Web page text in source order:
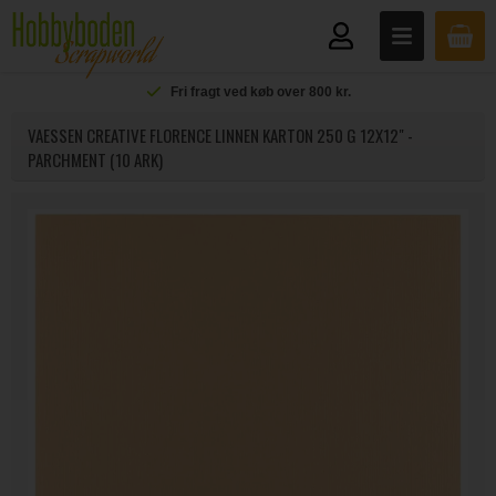
Fri fragt ved køb over 800 kr.
VAESSEN CREATIVE FLORENCE LINNEN KARTON 250 G 12X12" -
PARCHMENT (10 ARK)